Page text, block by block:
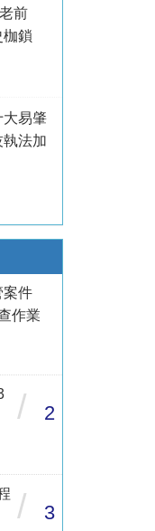
前
鎖
大易肇
法加
案件
作業
/ 2
/ 3